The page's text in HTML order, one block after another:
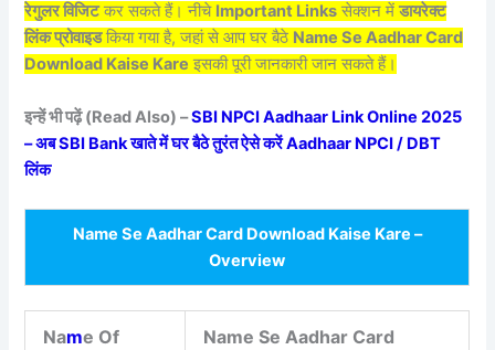
रेगुलर विजिटकर सकते हैं। नीचे Important Links सेक्शन मेंडायरेक्ट
लिंक प्रोवाइडकिया गया है, जहां से आप घर बैठे Name Se Aadhar Card
Download Kaise Kare इसकी पूरी जानकारी जान सकते हैं।
इन्हें भी पढ़ें (Read Also) –SBI NPCI Aadhaar Link Online 2025
– अब SBI Bank खाते में घर बैठे तुरंत ऐसे करें Aadhaar NPCI / DBT
लिंक
Name Se Aadhar Card Download Kaise Kare –
Overview
Name Of
Name Se Aadhar Card